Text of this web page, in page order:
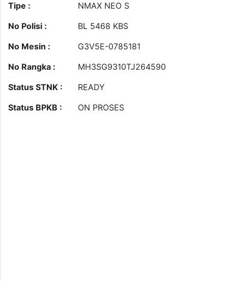
Tipe :
NMAX NEO S
No Polisi :
BL 5468 KBS
No Mesin :
G3V5E-0785181
No Rangka :
MH3SG9310TJ264590
Status STNK :
READY
Status BPKB :
ON PROSES